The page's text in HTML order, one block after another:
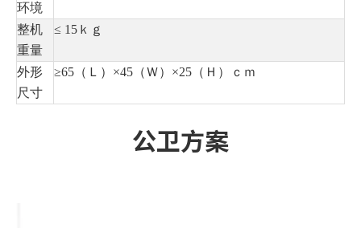
环境
整机
重量
≤ 15ｋｇ
外形
尺寸
≥65（Ｌ）×45（Ｗ）×25（Ｈ）ｃｍ
公卫方案